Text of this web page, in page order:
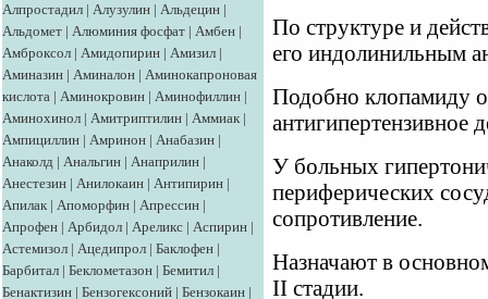
Алпростадил | Алузулин | Альдецин |
Альдомет | Алюминия фосфат | Амбен |
Амброксол | Амидопирин | Амизил |
Аминазин | Аминалон | Аминокапроновая
кислота | Аминокровин | Аминофиллин |
Аминохинол | Амитриптилин | Аммиак |
Ампициллин | Амринон | Анабазин |
Анаколд | Анальгин | Анаприлин |
Анестезин | Анилокаин | Антипирин |
Апилак | Апоморфин | Апрессин |
Апрофен | Арбидол | Ареликс | Аспирин |
Астемизол | Ацедипрол | Баклофен |
Барбитал | Беклометазон | Бемитил |
Бенактизин | Бензогексоний | Бензокаин |
По структуре и
его индолинильным
Подобно клопамиду
антигипертензивное
У больных
периферических
сопротивление.
Назначают в
II стадии.